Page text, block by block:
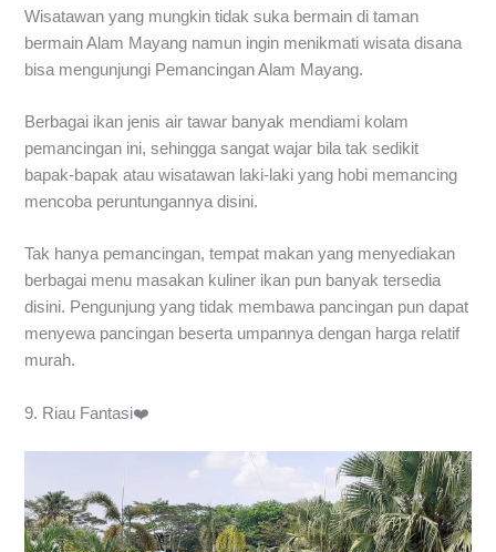
Jam Operasional:Setiap hari
HTM: Termasuk tiket masuk Taman Wisata Alam Mayang
bermain Alam Mayang namun ingin menikmati wisata disana
bisa mengunjungi Pemancingan Alam Mayang.
Berbagai ikan jenis air tawar banyak mendiami kolam
bapak-bapak atau wisatawan laki-laki yang hobi memancing
mencoba peruntungannya disini.
Tak hanya pemancingan, tempat makan yang menyediakan
berbagai menu masakan kuliner ikan pun banyak tersedia
menyewa pancingan beserta umpannya dengan harga relatif
9. Riau Fantasi❤️